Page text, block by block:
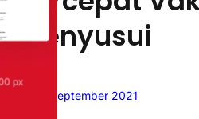
Menyusui
27 September 2021